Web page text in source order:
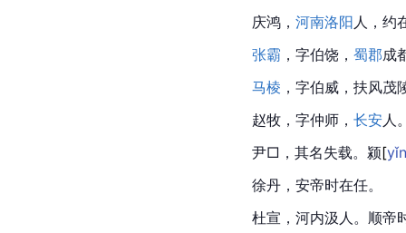
庆鸿， 河南洛阳人，约
张霸 ，字伯饶， 蜀郡成
马棱 ，字伯威，扶风茂
赵牧 ，字仲师， 长安人
尹□，其名失载。 颍[
徐丹， 安帝时在任。
杜宣 ， 河内汲人。顺帝